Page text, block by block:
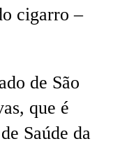
cigarro –
de São
que é
Saúde da